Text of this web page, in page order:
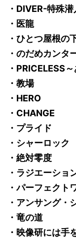
・DIVER-特殊
・医龍
・ひとつ屋根の
・のだめカンタ
・PRICELESS
・教場
・HERO
・CHANGE
・プライド
・シャーロック
・絶対零度
・ラジエーショ
・パーフェクト
・アンサング・
・竜の道
・映像研には手